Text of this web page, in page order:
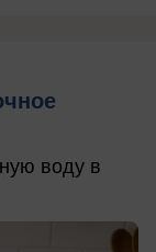
воду в